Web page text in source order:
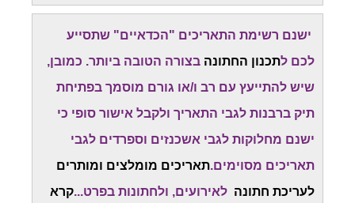
ישנם רשימת התאריכים "הכדאיים" שתסייע
לכם לתכנון החתונה בצורה הטובה ביותר. כמובן,
שיש להתייעץ עם רב ו/או גורם מוסמך בפתיחת
תיק ברבנות לגבי התאריך ולקבל אישור סופי כי
ישנם מחלוקות לגבי אשכנזים וספרדים לגבי
תאריכים מסוימים.תאריכים מומלצים ומותרים
לעריכת חתונה לאירועים, ולחתונות בפרט...קרא